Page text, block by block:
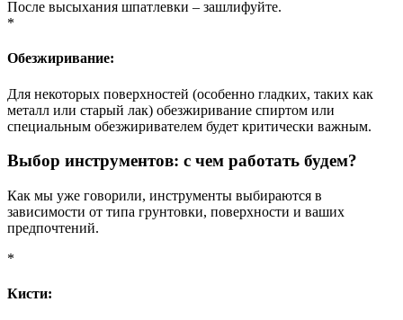
После высыхания шпатлевки – зашлифуйте.
*
Обезжиривание:
Для некоторых поверхностей (особенно гладких, таких как
металл или старый лак) обезжиривание спиртом или
специальным обезжиривателем будет критически важным.
Выбор инструментов: с чем работать будем?
Как мы уже говорили, инструменты выбираются в
зависимости от типа грунтовки, поверхности и ваших
предпочтений.
*
Кисти: